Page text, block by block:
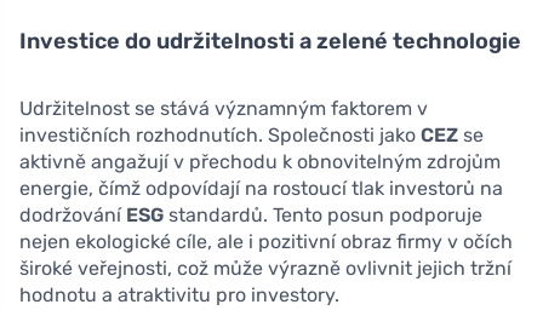
Investice do udržitelnosti a zelené technologie
Udržitelnost se stává významným faktorem v
investičních rozhodnutích. Společnosti jako CEZ se
aktivně angažují v přechodu k obnovitelným zdrojům
energie, čímž odpovídají na rostoucí tlak investorů na
dodržování ESG standardů. Tento posun podporuje
nejen ekologické cíle, ale i pozitivní obraz firmy v očích
široké veřejnosti, což může výrazně ovlivnit jejich tržní
hodnotu a atraktivitu pro investory.